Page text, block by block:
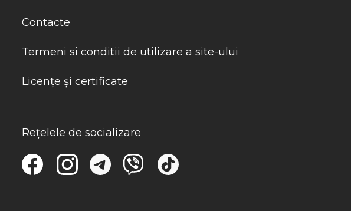
Contacte
Termeni si conditii de utilizare a site-ului
Licențe și certificate
Rețelele de socializare